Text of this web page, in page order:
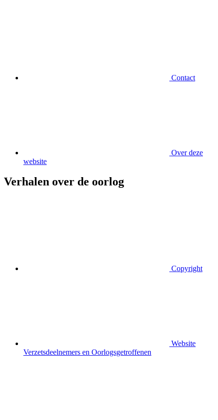
Contact
Over deze
website
Verhalen over de oorlog
Copyright
Website
Verzetsdeelnemers en Oorlogsgetroffenen